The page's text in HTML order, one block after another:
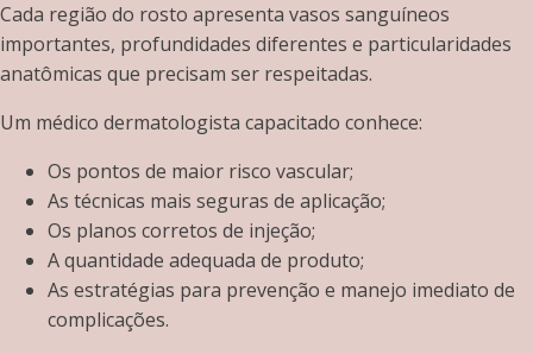
Cada região do rosto apresenta vasos sanguíneos
importantes, profundidades diferentes e particularidades
anatômicas que precisam ser respeitadas.
Um médico dermatologista capacitado conhece:
Os pontos de maior risco vascular;
As técnicas mais seguras de aplicação;
Os planos corretos de injeção;
A quantidade adequada de produto;
As estratégias para prevenção e manejo imediato de
complicações.